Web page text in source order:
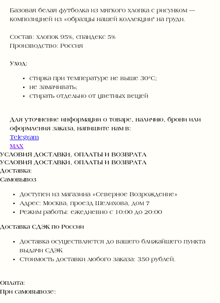
Базовая белая футболка из мягкого хлопка с рисунком —
композицией из «образцы нашей коллекции" на груди.
Состав: хлопок 95%, спандекс 5%
Производство: Россия
Уход:
стирка при температуре не выше 30°C;
не замачивать;
стирать отдельно от цветных вещей
Для уточнение информации о товаре, наличию, брони или
оформления заказа, напишите нам в:
Telegram
MAX
УСЛОВИЯ ДОСТАВКИ, ОПЛАТЫ И ВОЗВРАТА
УСЛОВИЯ ДОСТАВКИ, ОПЛАТЫ И ВОЗВРАТА
Доставка:
Самовывоз
Доступен из магазина «Северное Возрождение»
Адрес: Москва, проезд Шелихова, дом 7
Режим работы: ежедневно с 10:00 до 20:00
Доставка СДЭК по России
Доставка осуществляется до вашего ближайшего пункта
выдачи СДЭК
Стоимость доставки любого заказа: 350 рублей.
Оплата:
При самовывозе: